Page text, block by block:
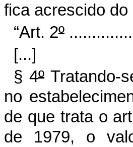
fica acrescido do
“Art. 2º
[...]
§ 4º Tratando-
no
de que trata o
de 1979, o